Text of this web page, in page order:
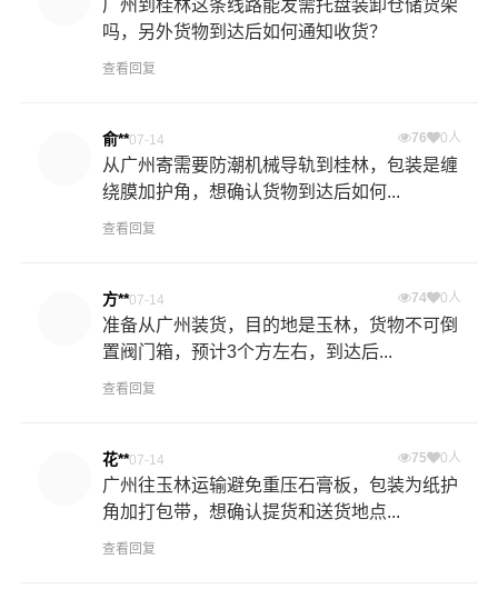
广州到桂林这条线路能发需托盘装卸仓储货架
吗，另外货物到达后如何通知收货？
查看回复
俞**07-14 76 0人
从广州寄需要防潮机械导轨到桂林，包装是缠
绕膜加护角，想确认货物到达后如何...
查看回复
方**07-14 74 0人
准备从广州装货，目的地是玉林，货物不可倒
置阀门箱，预计3个方左右，到达后...
查看回复
花**07-14 75 0人
广州往玉林运输避免重压石膏板，包装为纸护
角加打包带，想确认提货和送货地点...
查看回复